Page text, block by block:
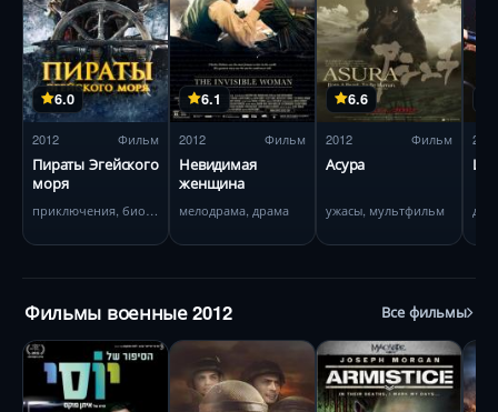
6.0
2012 Фильм
Пираты Эгейского
моря
приключения, биография
6.1
2012 Фильм
Невидимая
женщина
мелодрама, драма
6.6
2012 Фильм
Асура
ужасы, мультфильм
2012
Фильмы военные 2012 Все фильмы